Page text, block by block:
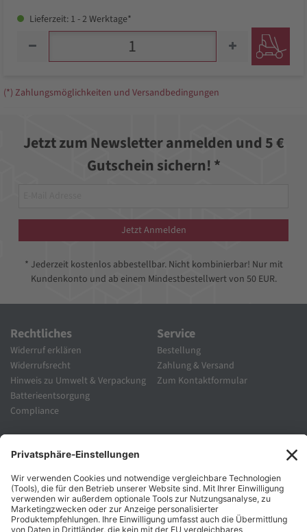
Lieferzeit: 1 - 2 Werktage*
(*) Zahlungsmöglichkeiten und Versandbedingungen
Jetzt zum Newsletter anmelden und 5 €
Gutschein sichern! *
Jetzt Anmelden
* Jederzeit kostenlos abbestellbar. Nicht kombinierbar! Nur mit
Kundenkonto und ab einem Mindestbestellwert von 50 EUR.
Rechtliches
Widerruf erklären
Widerrufsrecht
Hinweis zu Umwelt & Verpackung
Batterieentsorgung
Compliance
Service
Bestellung
Zahlung & Versand
Zum Kontaktformular
Unternehmen
Karriere